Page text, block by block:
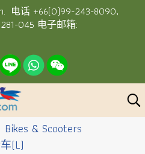
电话 +66(0)99-243-8090,
045 电子邮箱:
Bikes & Scooters
(L)